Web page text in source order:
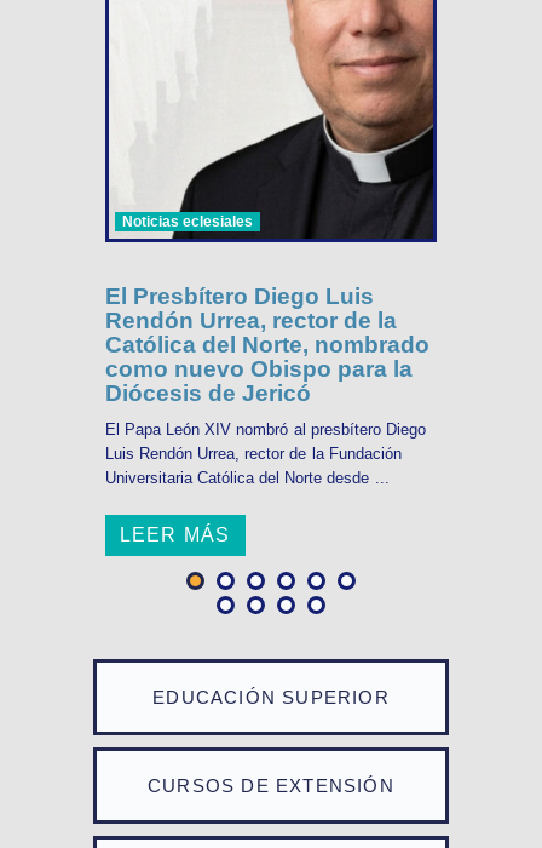
EDUCACIÓN SUPERIOR
CURSOS DE EXTENSIÓN
Noticias eclesiales
El Presbítero Diego Luis
Rendón Urrea, rector de la
Católica del Norte, nombrado
como nuevo Obispo para la
Diócesis de Jericó
El Papa León XIV nombró al presbítero Diego
Luis Rendón Urrea, rector de la Fundación
Universitaria Católica del Norte desde ...
LEER MÁS